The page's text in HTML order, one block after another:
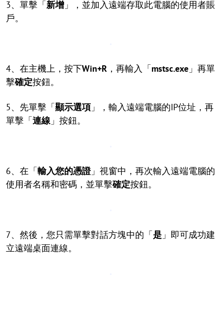
3、單擊「新增 」，並加入遠端存取此電腦的使用者賬
戶。
4、在主機上，按下Win+R ，再輸入「mstsc.exe 」再單
擊確定按鈕。
5、先單擊「顯示選項 」，輸入遠端電腦的IP位址，再
單擊「連線」按鈕。
6、在「輸入您的憑證」視窗中，再次輸入遠端電腦的
使用者名稱和密碼，並單擊確定按鈕。
7、然後，您只需單擊對話方塊中的「是 」即可成功建
立遠端桌面連線。